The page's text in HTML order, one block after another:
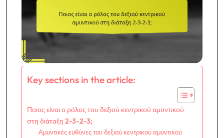
Key sections in the article:
Ποιος είναι ο ρόλος του δεξιού κεντρικού αμυντικού
στη διάταξη 2-3-2-3;
Αμυντικές ευθύνες του δεξιού κεντρικού αμυντικού